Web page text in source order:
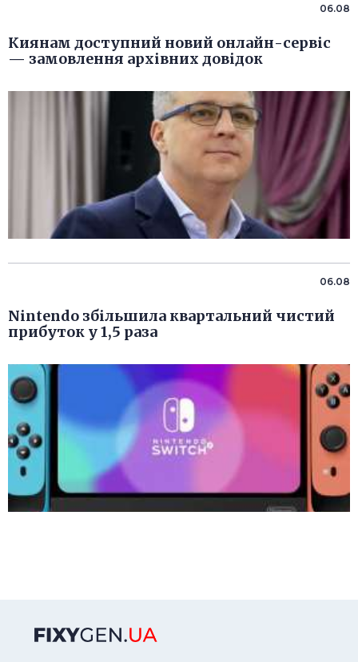
06.08
Киянам доступний новий онлайн-сервіс
— замовлення архівних довідок
06.08
Nintendo збільшила квартальний чистий
прибуток у 1,5 раза